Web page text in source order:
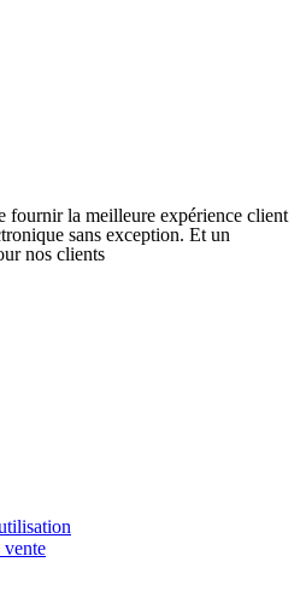
fournir la meilleure expérience client
sans exception. Et un
nos clients
vente